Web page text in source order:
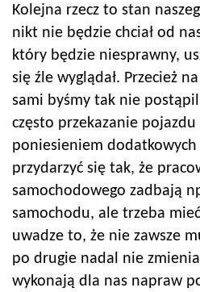
Kolejna rzecz to stan
nikt nie będzie chciał od
który będzie niesprawny,
się źle wyglądał. Przecież
sami byśmy tak nie
często przekazanie
poniesieniem
przydarzyć się tak, że
samochodowego zadbają
samochodu, ale trzeba
uwadze to, że nie zawsze
po drugie nadal nie
wykonają dla nas napraw